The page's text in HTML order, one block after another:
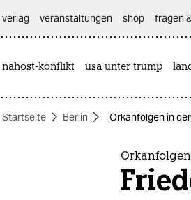
themen
verlag
veranstaltungen shop fragen
nahost-konflikt usa unter trump
Startseite Berlin Orkanfolgen in